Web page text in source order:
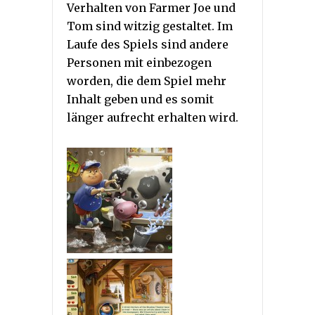
Verhalten von Farmer Joe und
Tom sind witzig gestaltet. Im
Laufe des Spiels sind andere
Personen mit einbezogen
worden, die dem Spiel mehr
Inhalt geben und es somit
länger aufrecht erhalten wird.